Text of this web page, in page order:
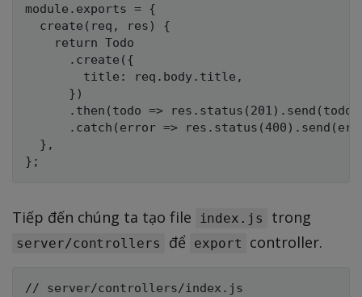
module.exports = {
  create(req, res) {
    return Todo
      .create({
        title: req.body.title,
      })
.then(todo =>
.catch(error =>
  },
Tiếp đến chúng ta tạo file index.js trong
server/controllers để export controller.
// server/controllers/index.js